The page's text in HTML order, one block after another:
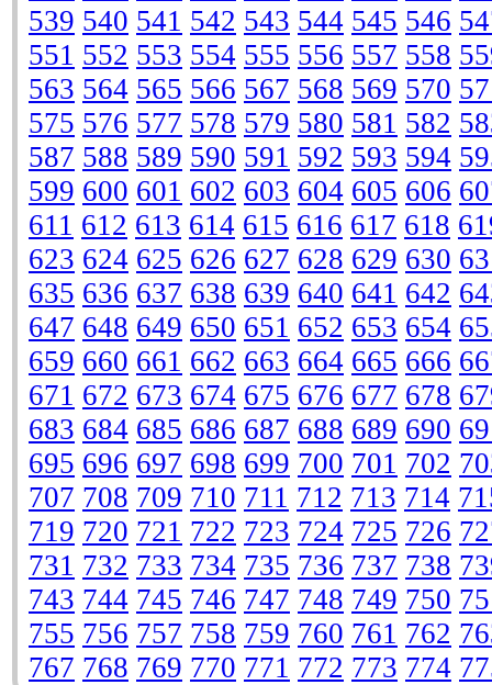
539 540 541 542 543 544 545 546
551 552 553 554 555 556 557 558
563 564 565 566 567 568 569 570
575 576 577 578 579 580 581 582
587 588 589 590 591 592 593 594
599 600 601 602 603 604 605 606
611 612 613 614 615 616 617 618
623 624 625 626 627 628 629 630
635 636 637 638 639 640 641 642
647 648 649 650 651 652 653 654
659 660 661 662 663 664 665 666
671 672 673 674 675 676 677 678
683 684 685 686 687 688 689 690
695 696 697 698 699 700 701 702
707 708 709 710 711 712 713 714
719 720 721 722 723 724 725 726
731 732 733 734 735 736 737 738
743 744 745 746 747 748 749 750
755 756 757 758 759 760 761 762
767 768 769 770 771 772 773 774